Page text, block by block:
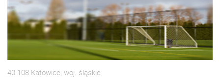
40-108 Katowice, woj. śląskie